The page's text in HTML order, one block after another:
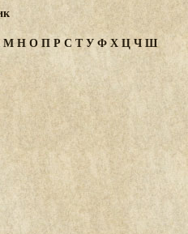
МНОПР С ТУФХЦЧШ